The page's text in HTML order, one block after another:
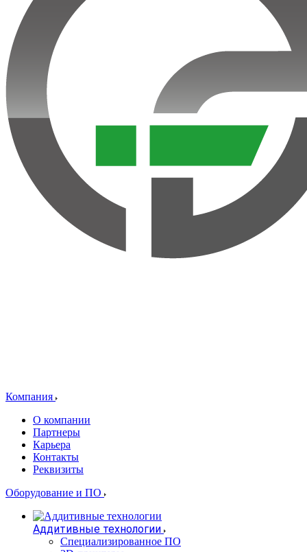
Компания
О компании
Партнеры
Карьера
Контакты
Реквизиты
Оборудование и ПО
Аддитивные технологии
Специализированное ПО